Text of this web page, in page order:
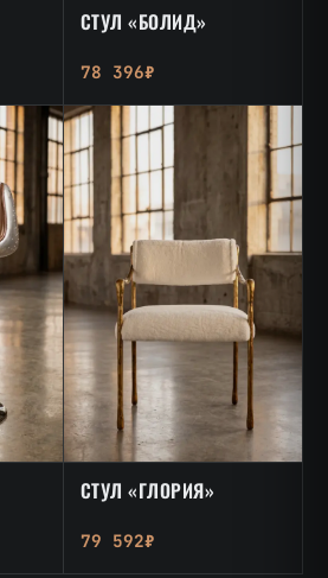
СТУЛ «БОЛИД»
78 396₽
СТУЛ «ГЛОРИЯ»
79 592₽